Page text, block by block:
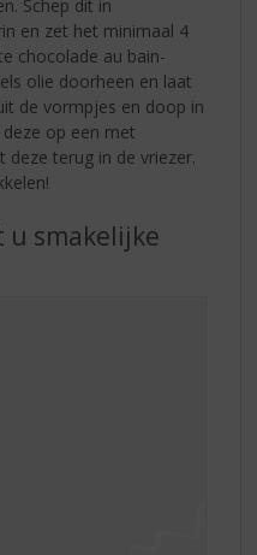
Schep dit in
en zet het minimaal 4
chocolade au bain-
olie doorheen en laat
de vormpjes en doop in
op een met
deze terug in de vriezer.
u smakelijke